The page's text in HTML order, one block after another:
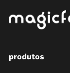
produtos